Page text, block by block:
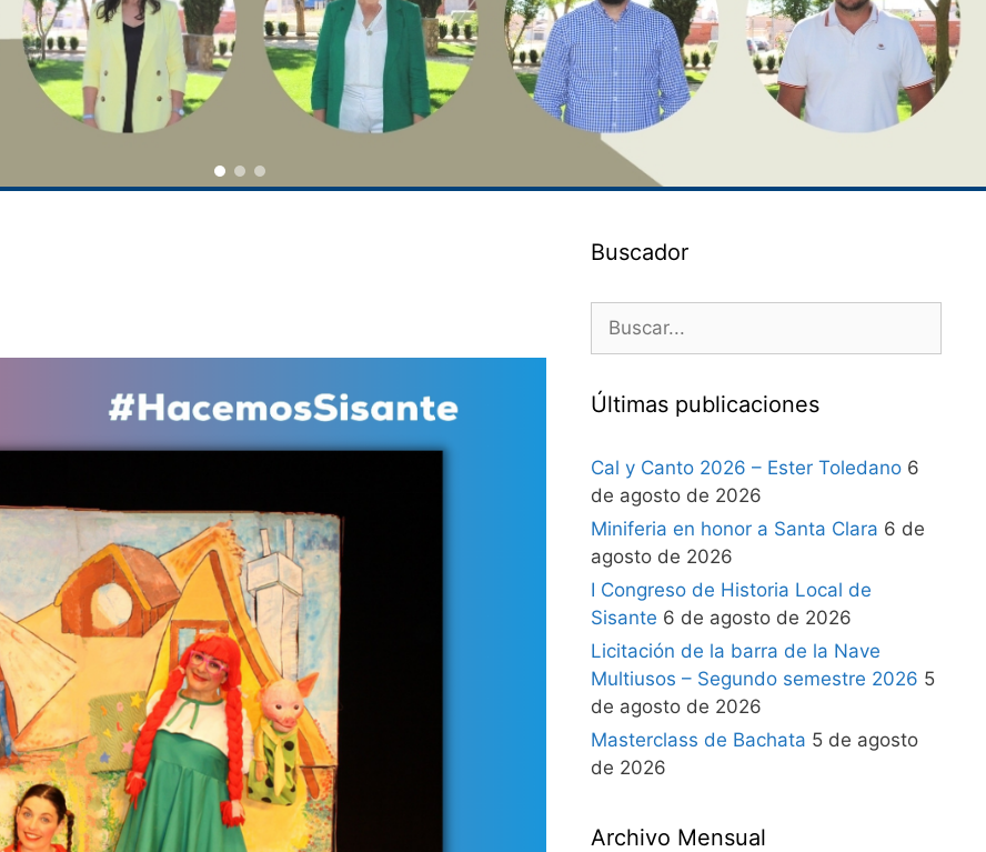
Buscador
Últimas publicaciones
Cal y Canto 2026 – Ester Toledano 6
de agosto de 2026
Miniferia en honor a Santa Clara 6 de
agosto de 2026
I Congreso de Historia Local de
Sisante 6 de agosto de 2026
Licitación de la barra de la Nave
Multiusos – Segundo semestre 2026 5
de agosto de 2026
Masterclass de Bachata 5 de agosto
de 2026
Archivo Mensual